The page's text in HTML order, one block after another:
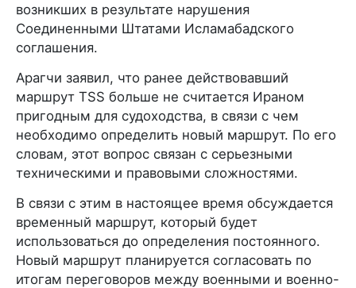
возникших в результате нарушения
Соединенными Штатами Исламабадского
соглашения.
Арагчи заявил, что ранее действовавший
маршрут TSS больше не считается Ираном
пригодным для судоходства, в связи с чем
необходимо определить новый маршрут. По его
словам, этот вопрос связан с серьезными
техническими и правовыми сложностями.
В связи с этим в настоящее время обсуждается
временный маршрут, который будет
использоваться до определения постоянного.
Новый маршрут планируется согласовать по
итогам переговоров между военными и военно-